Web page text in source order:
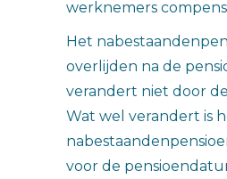
werknemers
Het
overlijden na de
verandert niet door
Wat wel verandert is
voor de